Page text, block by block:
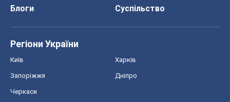
Блоги
Суспільство
Регіони України
Київ Харків
Запоріжжя Дніпро
Черкаси